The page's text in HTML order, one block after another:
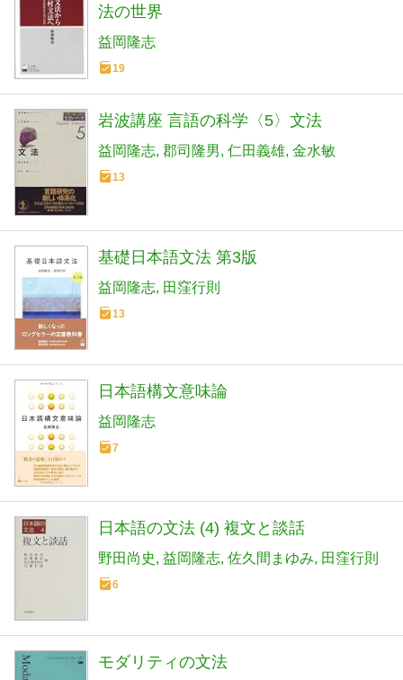
法の世界
益岡隆志
19
岩波講座 言語の科学〈5〉文法
益岡隆志 郡司隆男 仁田義雄 金水敏
13
基礎日本語文法 第3版
益岡隆志 田窪行則
13
日本語構文意味論
益岡隆志
7
日本語の文法 (4) 複文と談話
野田尚史 益岡隆志 佐久間まゆみ 田窪行則
6
モダリティの文法